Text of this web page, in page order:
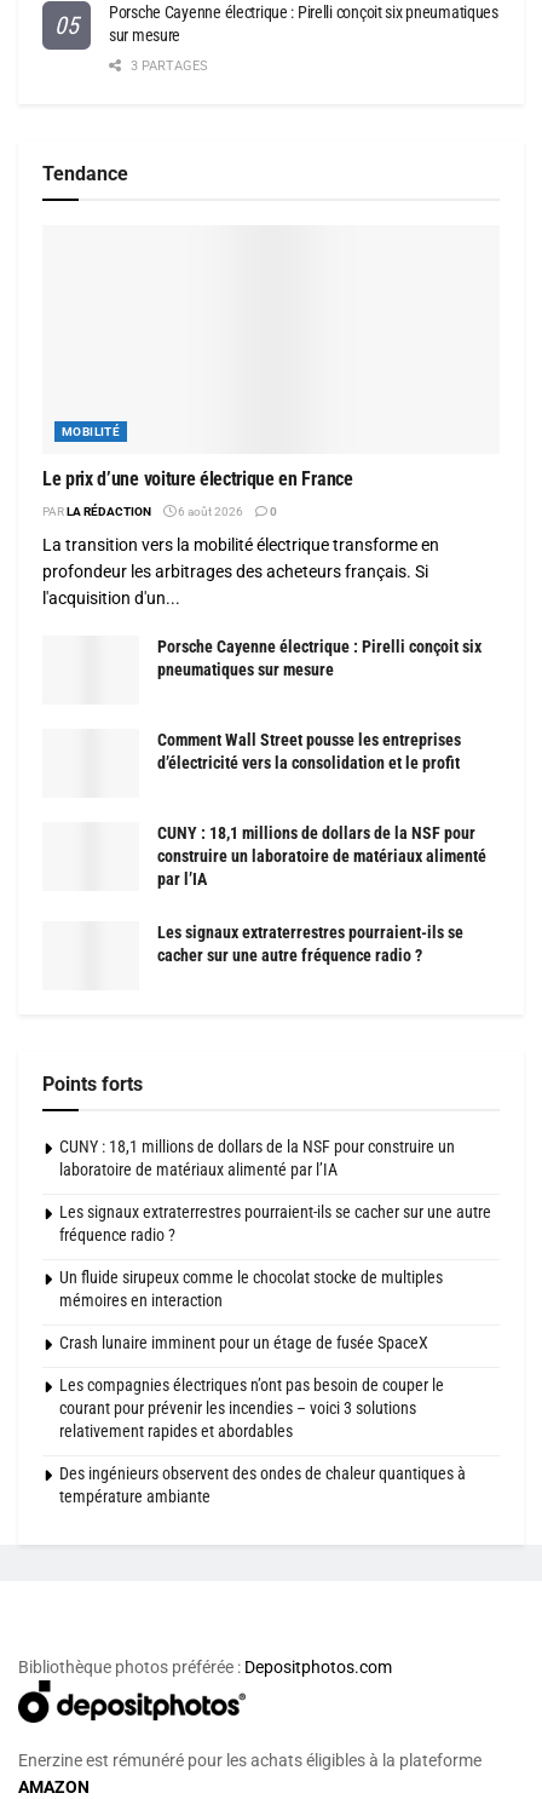
Porsche Cayenne électrique : Pirelli conçoit six pneumatiques
sur mesure
3 PARTAGES
Tendance
MOBILITÉ
Le prix d’une voiture électrique en France
PARLA RÉDACTION 6 août 2026 0
La transition vers la mobilité électrique transforme en
profondeur les arbitrages des acheteurs français. Si
l'acquisition d'un...
Porsche Cayenne électrique : Pirelli conçoit six
pneumatiques sur mesure
Comment Wall Street pousse les entreprises
d’électricité vers la consolidation et le profit
CUNY : 18,1 millions de dollars de la NSF pour
construire un laboratoire de matériaux alimenté
par l’IA
Les signaux extraterrestres pourraient-ils se
cacher sur une autre fréquence radio ?
Points forts
CUNY : 18,1 millions de dollars de la NSF pour construire un
laboratoire de matériaux alimenté par l’IA
Les signaux extraterrestres pourraient-ils se cacher sur une autre
fréquence radio ?
Un fluide sirupeux comme le chocolat stocke de multiples
mémoires en interaction
Crash lunaire imminent pour un étage de fusée SpaceX
Les compagnies électriques n’ont pas besoin de couper le
courant pour prévenir les incendies – voici 3 solutions
relativement rapides et abordables
Des ingénieurs observent des ondes de chaleur quantiques à
température ambiante
Bibliothèque photos préférée : Depositphotos.com
Enerzine est rémunéré pour les achats éligibles à la plateforme
AMAZON